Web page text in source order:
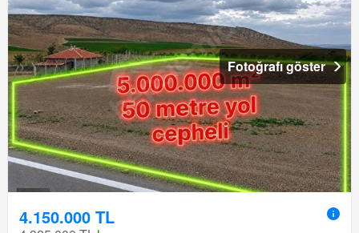
Fotoğrafı göster
4.150.000 TL